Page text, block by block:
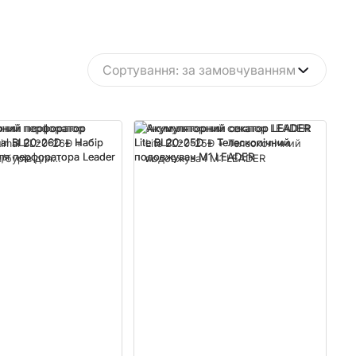
Сортування: за замовчуванням
перфоратор
BL20-26D +
бурів для
Leader (5шт)
Акумуляторний секатор LEADER
Lite BL20-25D + Телескопічний
подовжувач M1 LEADER